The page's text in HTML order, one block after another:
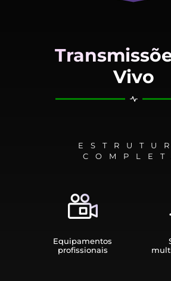
Vivo
Equipamen­tos
profissionais